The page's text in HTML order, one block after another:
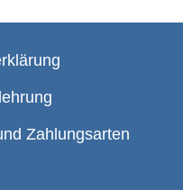
Zahlungsarten